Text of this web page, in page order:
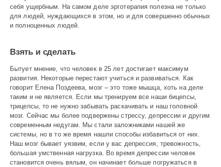
себя ущербным. На самом деле эрготерапия полезна не только
для людей, нуждающихся в этом, но и для совершенно обычных
и полноценных людей.
Взять и сделать
Бытует мнение, что человек в 25 лет достигает максимум
развития. Некоторые перестают учиться и развиваться. Как
говорит Елена Поздеева, мозг – это тоже мышца, хоть на деле
таким и не является. Если мы тренируем все наши бицепсы,
трицепсы, то не нужно забывать раскачивать и наш головной
мозг. Сейчас мы более подвержены стрессу, депрессии и другим
современным недугам. Мы стали заложниками нашей же
системы, но в то же время нашли способы избавиться от них.
Наш мозг бывает уязвим, если у вас депрессия, тревожность,
большая умственная нагрузка. Во время депрессии человек
становится очень вялым, он начинает больше погружаться в